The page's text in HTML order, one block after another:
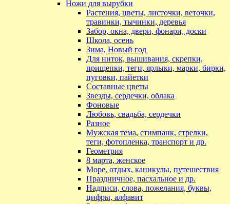
Ножи для вырубки
Растения, цветы, листочки, веточки,
травинки, тычинки, деревья
Забор, окна, двери, фонари, доски
Школа, осень
Зима, Новый год
Для ниток, вышивания, скрепки,
прищепки, теги, ярлыки, марки, бирки,
пуговки, пайетки
Составные цветы
Звезды, сердечки, облака
Фоновые
Любовь, свадьба, сердечки
Разное
Мужская тема, стимпанк, стрелки,
теги, фотопленка, транспорт и др.
Геометрия
8 марта, женское
Море, отдых, каникулы, путешествия
Праздничное, пасхальное и др.
Надписи, слова, пожелания, буквы,
цифры, алфавит